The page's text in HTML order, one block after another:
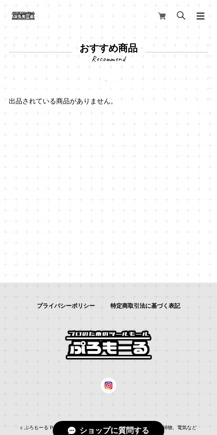
おすすめ商品
出品されている商品がありません。
プライバシーポリシー 特定商取引法に基づく表記
c ぷろもーる ProMALL：総合通販サイト：：自動車補修、建築、鋳物、電気など
ショップに質問する